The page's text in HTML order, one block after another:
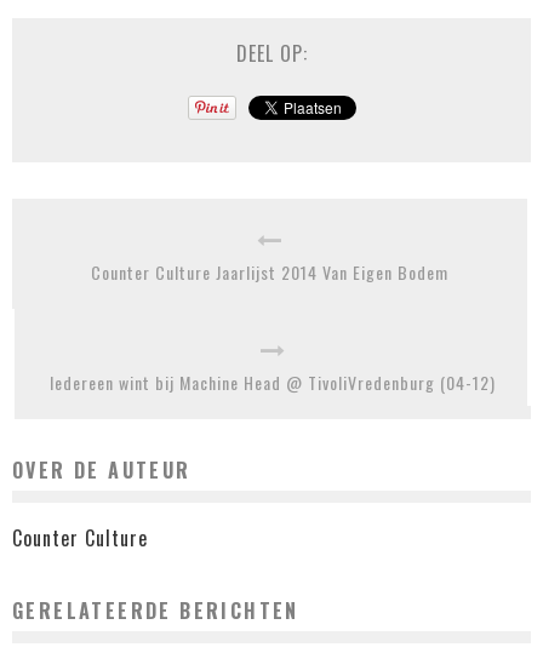
DEEL OP:
Counter Culture Jaarlijst 2014 Van Eigen Bodem
Iedereen wint bij Machine Head @ TivoliVredenburg (04-12)
OVER DE AUTEUR
Counter Culture
GERELATEERDE BERICHTEN